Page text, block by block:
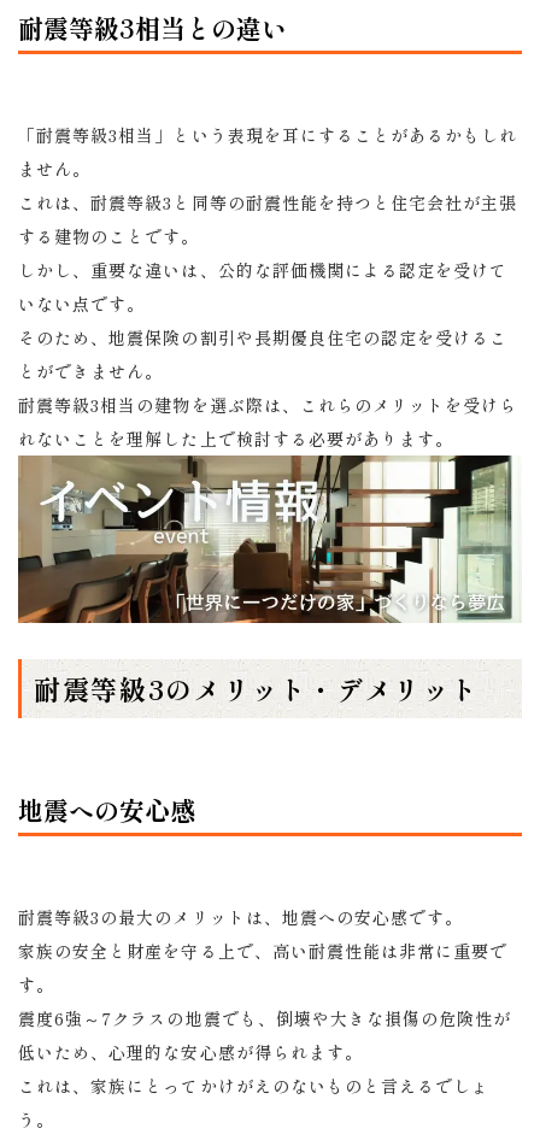
耐震等級3相当との違い
「耐震等級3相当」という表現を耳にすることがあるかもしれ
ません。
これは、耐震等級3と同等の耐震性能を持つと住宅会社が主張
する建物のことです。
しかし、重要な違いは、公的な評価機関による認定を受けて
いない点です。
そのため、地震保険の割引や長期優良住宅の認定を受けるこ
とができません。
耐震等級3相当の建物を選ぶ際は、これらのメリットを受けら
れないことを理解した上で検討する必要があります。
耐震等級3のメリット・ デメリット
地震への安心感
耐震等級3の最大のメリットは、地震への安心感です。
家族の安全と財産を守る上で、高い耐震性能は非常に重要で
す。
震度6強～7クラスの地震でも、倒壊や大きな損傷の危険性が
低いため、心理的な安心感が得られます。
これは、家族にとってかけがえのないものと言えるでしょ
う。